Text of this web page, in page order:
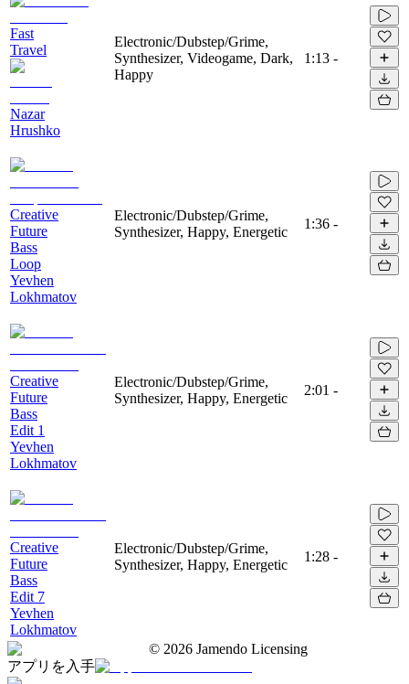
Fast
Travel
Nazar
Hrushko
Electronic/Dubstep/Grime,
Synthesizer, Videogame, Dark,
Happy
1:13 -
Creative
Future
Bass
Loop
Yevhen
Lokhmatov
Electronic/Dubstep/Grime,
Synthesizer, Happy, Energetic
1:36 -
Creative
Future
Bass
Edit 1
Yevhen
Lokhmatov
Electronic/Dubstep/Grime,
Synthesizer, Happy, Energetic
2:01 -
Creative
Future
Bass
Edit 7
Yevhen
Lokhmatov
Electronic/Dubstep/Grime,
Synthesizer, Happy, Energetic
1:28 -
© 2026 Jamendo Licensing
アプリを入手